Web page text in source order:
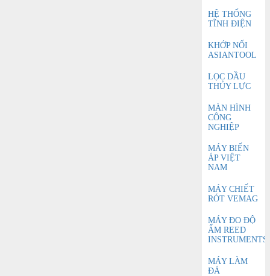
HỆ THỐNG
TĨNH ĐIỆN
KHỚP NỐI
ASIANTOOL
LỌC DẦU
THỦY LỰC
MÀN HÌNH
CÔNG
NGHIỆP
MÁY BIẾN
ÁP VIỆT
NAM
MÁY CHIẾT
RÓT VEMAG
MÁY ĐO ĐỘ
ẨM REED
INSTRUMENTS
MÁY LÀM
ĐÁ